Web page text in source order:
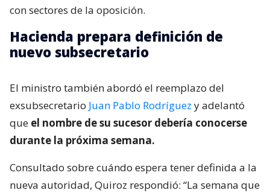
con sectores de la oposición.
Hacienda prepara definición de
nuevo subsecretario
El ministro también abordó el reemplazo del
exsubsecretario Juan Pablo Rodríguez y adelantó
que el nombre de su sucesor debería conocerse
durante la próxima semana.
Consultado sobre cuándo espera tener definida a la
nueva autoridad, Quiroz respondió: “La semana que